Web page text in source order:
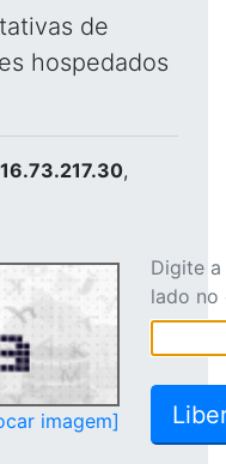
de
hospedados
,
imagem]
Digite
lado no